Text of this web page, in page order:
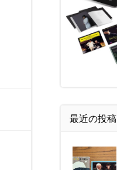
最近の投稿